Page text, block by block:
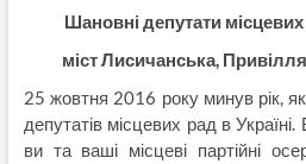
Шановні депутати місцевих
міст Лисичанська,
25 жовтня 2016 року минув рік,
депутатів місцевих рад в Україні.
ви та ваші місцеві партійні